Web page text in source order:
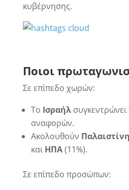
κυβέρνησης.
Ποιοι
Σε επίπεδο χωρών:
Το Ισραήλσυγκεντρώνει
αναφορών.
Ακολουθούν Παλαιστίνη
και ΗΠΑ(11%).
Σε επίπεδο προσώπων: